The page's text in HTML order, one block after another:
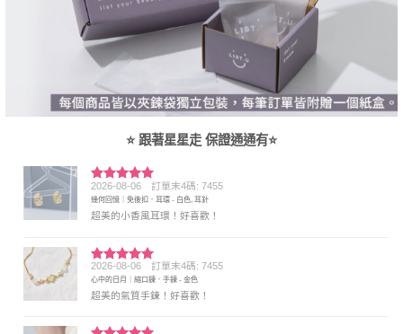
⭐ 跟著星星走 保證通通有⭐
評分5 滿
分 5
2026-08-06 訂單末4碼: 7455
幾何回憶｜免後扣．耳環 - 白色, 耳針
超美的小香風耳環！好喜歡！
評分5 滿
分 5
2026-08-06 訂單末4碼: 7455
心中的日月｜縮口鍊．手鍊 - 金色
超美的氣質手鍊！好喜歡！